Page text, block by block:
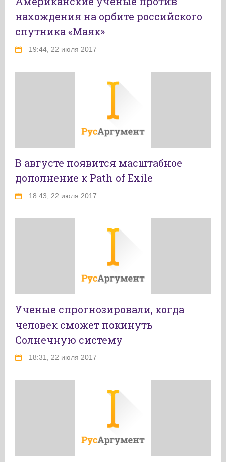
нахождения на орбите российского
спутника «Маяк»
19:44, 22 июля 2017
В августе появится масштабное
дополнение к Path of Exile
18:43, 22 июля 2017
Ученые спрогнозировали, когда
человек сможет покинуть
Солнечную систему
18:31, 22 июля 2017